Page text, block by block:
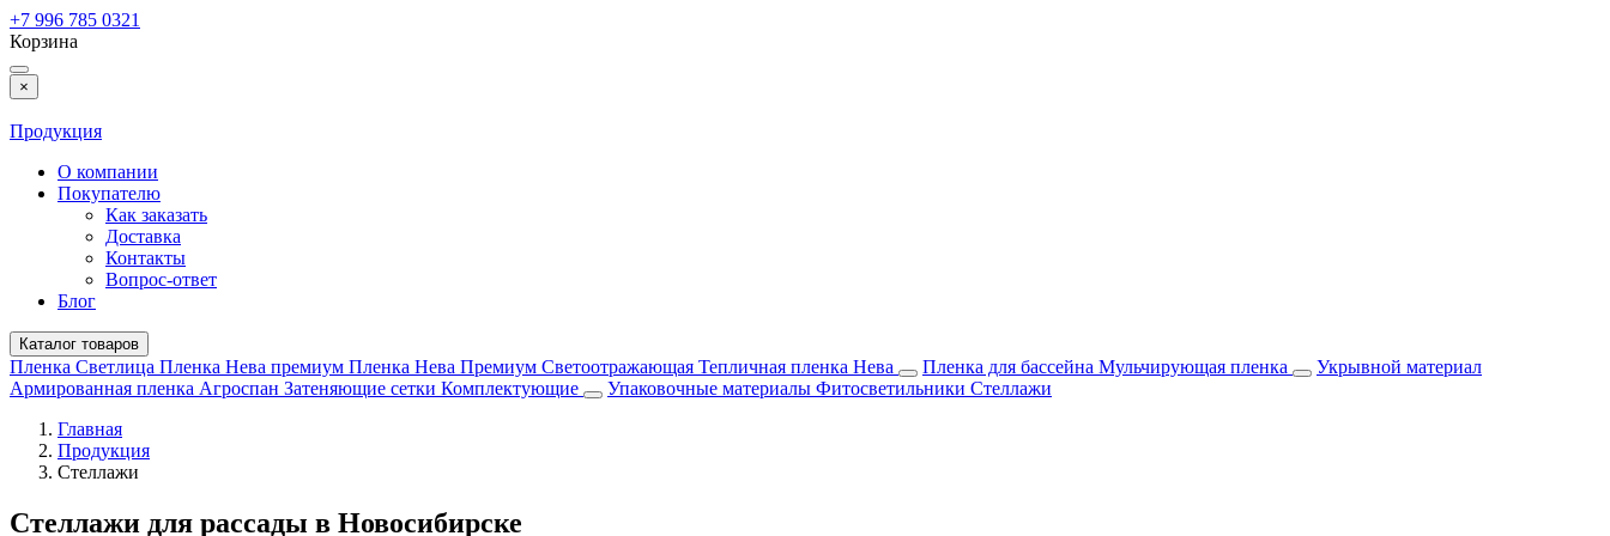
+7 996 785 0321
Корзина
×
Продукция
О компании
Покупателю
Как заказать
Доставка
Контакты
Вопрос-ответ
Блог
Каталог товаров
Пленка Светлица Пленка Нева премиум Пленка Нева Премиум Светоотражающая Тепличная пленка Нева Пленка для бассейна Мульчирующая пленка
Укрывной материал
Армированная пленка Агроспан Затеняющие сетки Комплектующие Упаковочные материалы Фитосветильники Стеллажи
Главная
Продукция
Стеллажи
Стеллажи для рассады в Новосибирске